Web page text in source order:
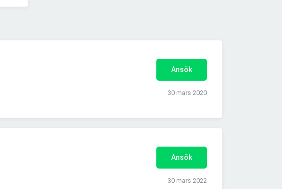
Ansök
30 mars 2020
Ansök
30 mars 2022